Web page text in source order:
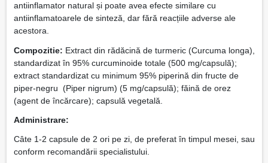
antiinflamator natural și poate avea efecte similare cu
antiinflamatoarele de sinteză, dar fără reacțiile adverse ale
acestora.
Compozitie: Extract din rădăcină de turmeric (Curcuma longa),
standardizat în 95% curcuminoide totale (500 mg/capsulă);
extract standardizat cu minimum 95% piperină din fructe de
piper-negru (Piper nigrum) (5 mg/capsulă); făină de orez
(agent de încărcare); capsulă vegetală.
Administrare:
Câte 1-2 capsule de 2 ori pe zi, de preferat în timpul mesei, sau
conform recomandării specialistului.